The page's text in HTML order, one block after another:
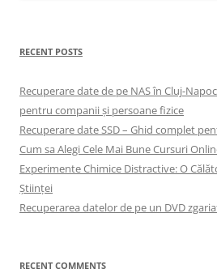
RECENT POSTS
Recuperare date de pe NAS în Cluj-
pentru companii și persoane fizice
Recuperare date SSD – Ghid complet
Cum sa Alegi Cele Mai Bune Cursuri
Experimente Chimice Distractive: O
Științei
Recuperarea datelor de pe un DVD
RECENT COMMENTS